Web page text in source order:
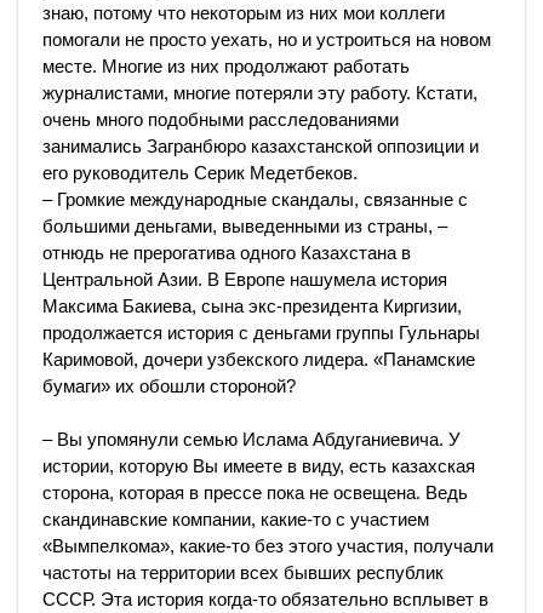
знаю, потому что некоторым из них мои коллеги
помогали не просто уехать, но и устроиться на новом
месте. Многие из них продолжают работать
журналистами, многие потеряли эту работу. Кстати,
очень много подобными расследованиями
занимались Загранбюро казахстанской оппозиции и
его руководитель Серик Медетбеков.
– Громкие международные скандалы, связанные с
большими деньгами, выведенными из страны, –
отнюдь не прерогатива одного Казахстана в
Центральной Азии. В Европе нашумела история
Максима Бакиева, сына экс-президента Киргизии,
продолжается история с деньгами группы Гульнары
Каримовой, дочери узбекского лидера. «Панамские
бумаги» их обошли стороной?
– Вы упомянули семью Ислама Абдуганиевича. У
истории, которую Вы имеете в виду, есть казахская
сторона, которая в прессе пока не освещена. Ведь
скандинавские компании, какие-то с участием
«Вымпелкома», какие-то без этого участия, получали
частоты на территории всех бывших республик
СССР. Эта история когда-то обязательно всплывет в